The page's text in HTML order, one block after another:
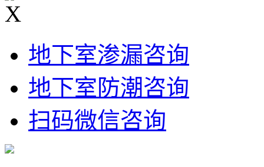
X
地下室渗漏咨询
地下室防潮咨询
扫码微信咨询